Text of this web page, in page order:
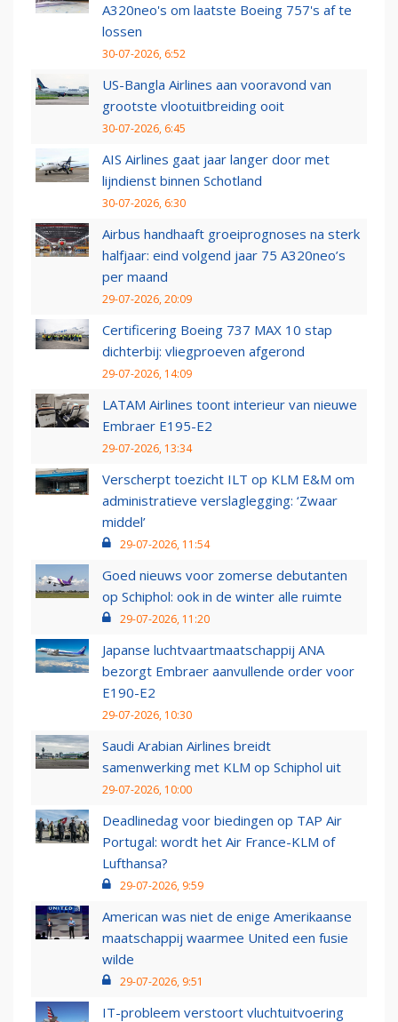
A320neo's om laatste Boeing 757's af te
lossen
30-07-2026, 6:52
US-Bangla Airlines aan vooravond van
grootste vlootuitbreiding ooit
30-07-2026, 6:45
AIS Airlines gaat jaar langer door met
lijndienst binnen Schotland
30-07-2026, 6:30
Airbus handhaaft groeiprognoses na sterk
halfjaar: eind volgend jaar 75 A320neo’s
per maand
29-07-2026, 20:09
Certificering Boeing 737 MAX 10 stap
dichterbij: vliegproeven afgerond
29-07-2026, 14:09
LATAM Airlines toont interieur van nieuwe
Embraer E195-E2
29-07-2026, 13:34
Verscherpt toezicht ILT op KLM E&M om
administratieve verslaglegging: ‘Zwaar
middel’
29-07-2026, 11:54
Goed nieuws voor zomerse debutanten
op Schiphol: ook in de winter alle ruimte
29-07-2026, 11:20
Japanse luchtvaartmaatschappij ANA
bezorgt Embraer aanvullende order voor
E190-E2
29-07-2026, 10:30
Saudi Arabian Airlines breidt
samenwerking met KLM op Schiphol uit
29-07-2026, 10:00
Deadlinedag voor biedingen op TAP Air
Portugal: wordt het Air France-KLM of
Lufthansa?
29-07-2026, 9:59
American was niet de enige Amerikaanse
maatschappij waarmee United een fusie
wilde
29-07-2026, 9:51
IT-probleem verstoort vluchtuitvoering